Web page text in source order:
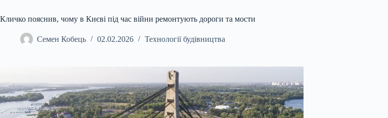
Кличко пояснив, чому в Києві під час війни ремонтують дороги та мости
Семен Кобець 02.02.2026 Технології будівництва